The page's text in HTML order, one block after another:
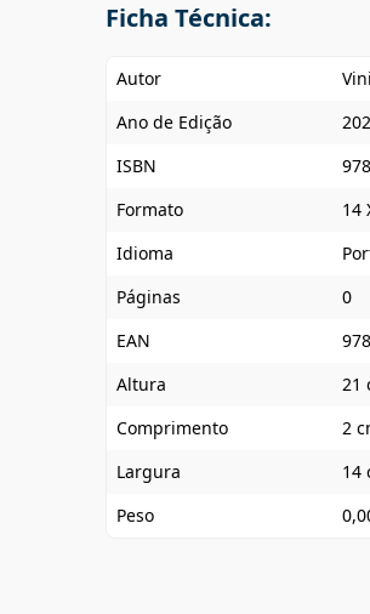
Ficha Técnica:
Autor
Ano de Edição
ISBN
Formato
14
Idioma
Páginas
0
EAN
Altura
21
Comprimento
2
Largura
14
Peso